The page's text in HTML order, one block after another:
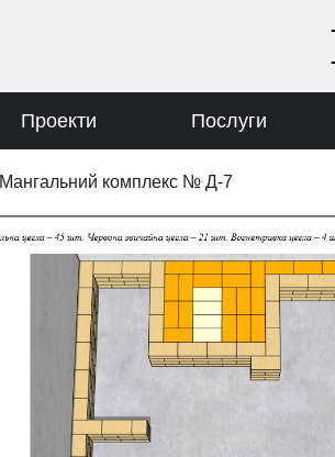
Проекти Послуги
Мангальний комплекс № Д-7